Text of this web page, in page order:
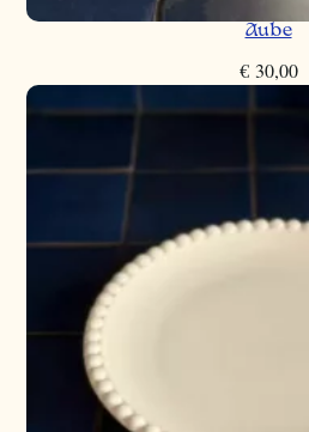
Aube
€30,00